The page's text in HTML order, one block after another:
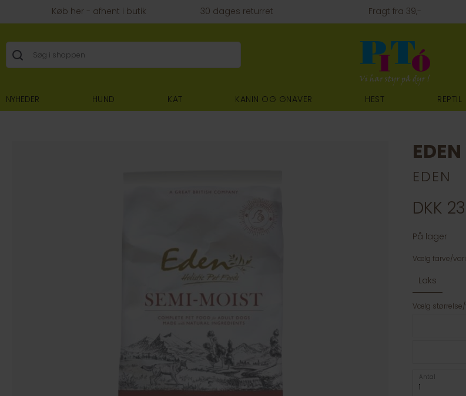
Køb her - afhent i butik 30 dages returret Fragt fra 39,-
NYHEDER HUND KAT KANIN OG GNAVER HEST REPTIL
EDEN
DKK
På lager
Vælg farve/
Laks
Vælg
Antal